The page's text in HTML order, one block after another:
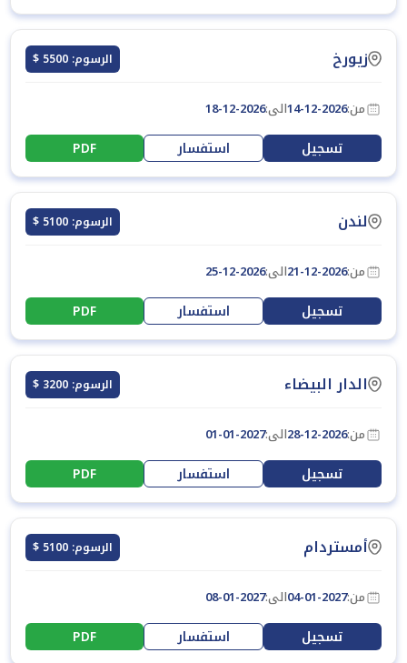
زيورخ الرسوم: 5500 $
من:14-12-2026الى:18-12-2026
تسجيل استفسار PDF
لندن الرسوم: 5100 $
من:21-12-2026الى:25-12-2026
تسجيل استفسار PDF
الدار البيضاء الرسوم: 3200 $
من:28-12-2026الى:01-01-2027
تسجيل استفسار PDF
أمستردام الرسوم: 5100 $
من:04-01-2027الى:08-01-2027
تسجيل استفسار PDF